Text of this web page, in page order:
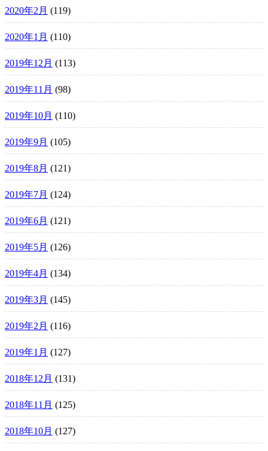
2020年2月 (119)
2020年1月 (110)
2019年12月 (113)
2019年11月 (98)
2019年10月 (110)
2019年9月 (105)
2019年8月 (121)
2019年7月 (124)
2019年6月 (121)
2019年5月 (126)
2019年4月 (134)
2019年3月 (145)
2019年2月 (116)
2019年1月 (127)
2018年12月 (131)
2018年11月 (125)
2018年10月 (127)